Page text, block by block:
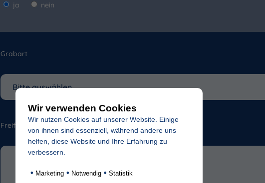
ja
nein
Grabart
Freifeld für evtl. Anmerkungen
Wir verwenden Cookies
Wir nutzen Cookies auf unserer Website. Einige
von ihnen sind essenziell, während andere uns
helfen, diese Website und Ihre Erfahrung zu
verbessern.
• Marketing • Notwendig • Statistik